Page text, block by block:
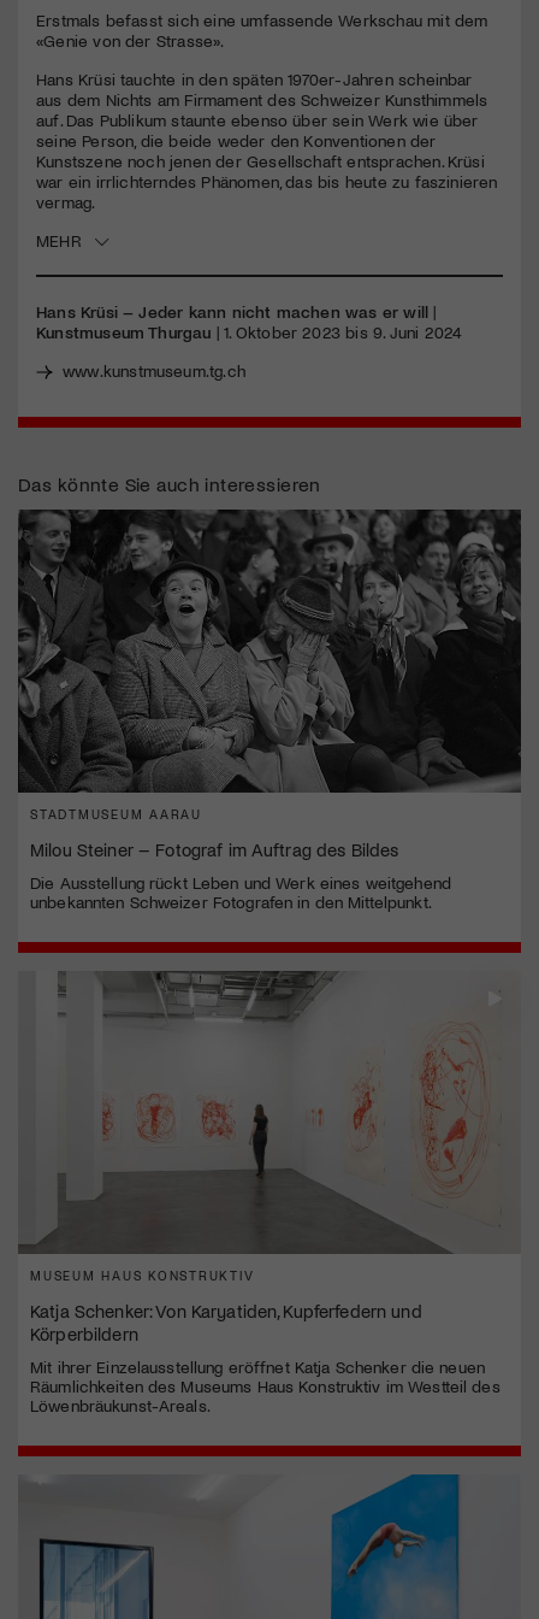
seconds
Erstmals befasst sich eine umfassende Werkschau mit dem
«Genie von der Strasse».
Hans Krüsi tauchte in den späten 1970er-Jahren scheinbar
aus dem Nichts am Firmament des Schweizer Kunsthimmels
auf. Das Publikum staunte ebenso über sein Werk wie über
seine Person, die beide weder den Konventionen der
Kunstszene noch jenen der Gesellschaft entsprachen. Krüsi
war ein irrlichterndes Phänomen, das bis heute zu faszinieren
vermag.
MEHR
Hans Krüsi – Jeder kann nicht machen was er will |
Kunstmuseum Thurgau | 1. Oktober 2023 bis 9. Juni 2024
www.kunstmuseum.tg.ch
Das könnte Sie auch interessieren
STADTMUSEUM AARAU
Milou Steiner – Fotograf im Auftrag des Bildes
Die Ausstellung rückt Leben und Werk eines weitgehend
unbekannten Schweizer Fotografen in den Mittelpunkt.
MUSEUM HAUS KONSTRUKTIV
Katja Schenker: Von Karyatiden, Kupferfedern und
Körperbildern
Mit ihrer Einzelausstellung eröffnet Katja Schenker die neuen
Räumlichkeiten des Museums Haus Konstruktiv im Westteil des
Löwenbräukunst-Areals.
Jetzt Mitglied werden